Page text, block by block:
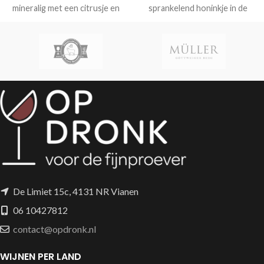
mineralig met een citrusje en
van zacht gebakken brioche
en noten
sprankelend honinkje in de
Champagne van hoge kwaliteit
met een fijne romige mousse
De Limiet 15c, 4131 NR Vianen
06 10427812
contact@opdronk.nl
WIJNEN PER LAND